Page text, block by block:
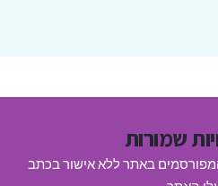
שמורות
באתר ללא אישור בכתב